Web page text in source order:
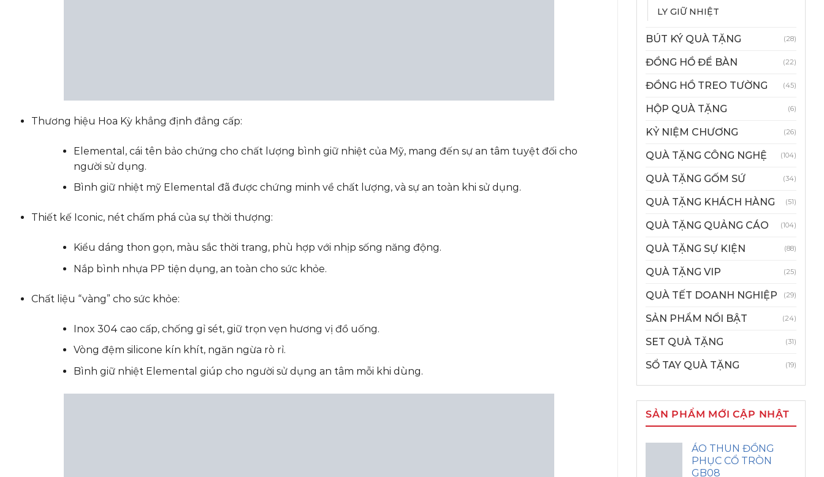
LY GIỮ NHIỆT
BÚT KÝ QUÀ TẶNG (28)
ĐỒNG HỒ ĐỂ BÀN (22)
ĐỒNG HỒ TREO TƯỜNG (45)
HỘP QUÀ TẶNG (6)
KỶ NIỆM CHƯƠNG (26)
QUÀ TẶNG CÔNG NGHỆ (104)
QUÀ TẶNG GỐM SỨ (34)
QUÀ TẶNG KHÁCH HÀNG (51)
QUÀ TẶNG QUẢNG CÁO (104)
QUÀ TẶNG SỰ KIỆN (88)
QUÀ TẶNG VIP (25)
QUÀ TẾT DOANH NGHIỆP (29)
SẢN PHẨM NỔI BẬT (24)
SET QUÀ TẶNG (31)
SỔ TAY QUÀ TẶNG (19)
SẢN PHẨM MỚI CẬP NHẬT
ÁO THUN ĐỒNG
PHỤC CỔ TRÒN
GB08
Thương hiệu Hoa Kỳ khẳng định đẳng cấp:
Elemental, cái tên bảo chứng cho chất lượng bình giữ nhiệt của Mỹ, mang đến sự an tâm tuyệt đối cho
người sử dụng.
Bình giữ nhiệt mỹ Elemental đã được chứng minh về chất lượng, và sự an toàn khi sử dụng.
Thiết kế Iconic, nét chấm phá của sự thời thượng:
Kiểu dáng thon gọn, màu sắc thời trang, phù hợp với nhịp sống năng động.
Nắp bình nhựa PP tiện dụng, an toàn cho sức khỏe.
Chất liệu “vàng” cho sức khỏe:
Inox 304 cao cấp, chống gỉ sét, giữ trọn vẹn hương vị đồ uống.
Vòng đệm silicone kín khít, ngăn ngừa rò rỉ.
Bình giữ nhiệt Elemental giúp cho người sử dụng an tâm mỗi khi dùng.